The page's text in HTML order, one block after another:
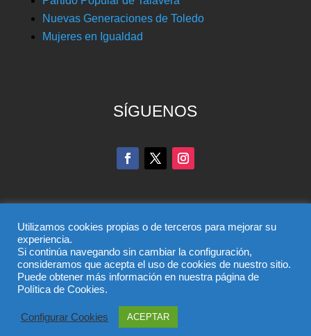
Nuevas Generaciones de Toledo
Mujeres en Igualdad
SÍGUENOS
© Partido Popular de Toledo – C/ Colombia, 6, 45004,
Toledo, Teléfono 925 285 528
El uso de este sitio implica la aceptación del
lapolítica de privacidady lapolítica de cookies
Utilizamos cookies propias o de terceros para mejorar su
experiencia.
Si continúa navegando sin cambiar la configuración,
consideramos que acepta el uso de cookies de nuestro sitio.
Puede obtener más información en nuestra página de
Política de Cookies.
Configurar Cookies ACEPTAR